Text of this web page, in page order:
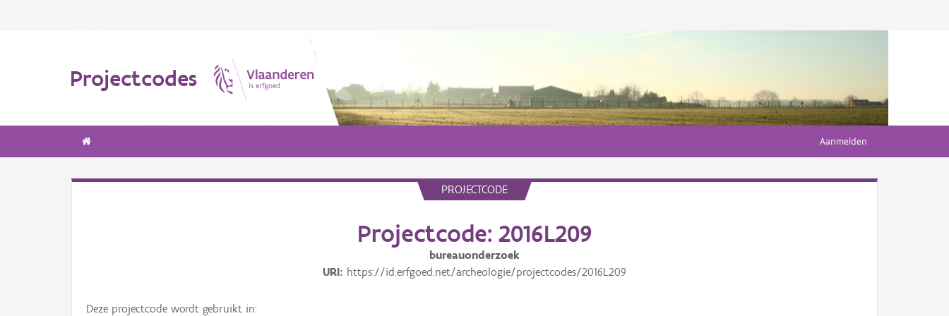
Projectcodes
Aanmelden
PROJECTCODE
Projectcode: 2016L209
bureauonderzoek
URI https://id.erfgoed.net/archeologie/projectcodes/2016L209
Deze projectcode wordt gebruikt in: